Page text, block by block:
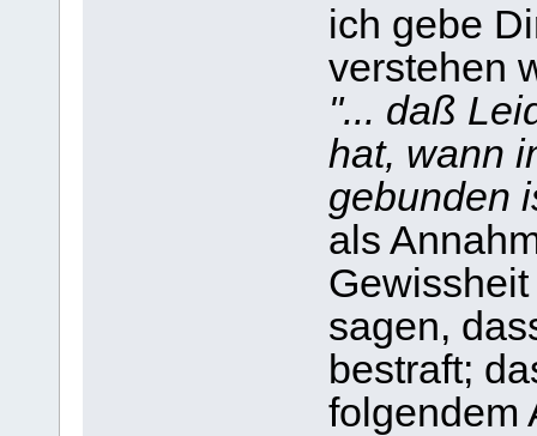
ich gebe
verstehen
"... daß
hat, wann
gebunden
als
sagen,
bestraft;
folgendem